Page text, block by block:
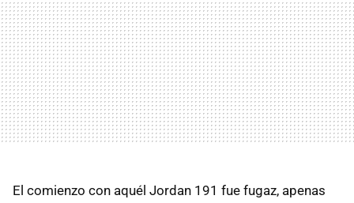
El comienzo con aquél Jordan 191 fue fugaz, apenas